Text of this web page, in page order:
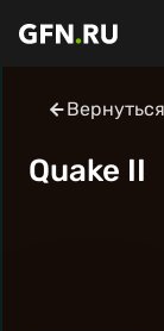
Quake II